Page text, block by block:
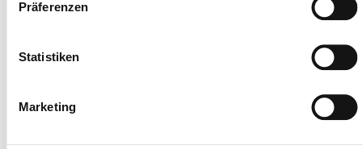
Präferenzen
Statistiken
Marketing